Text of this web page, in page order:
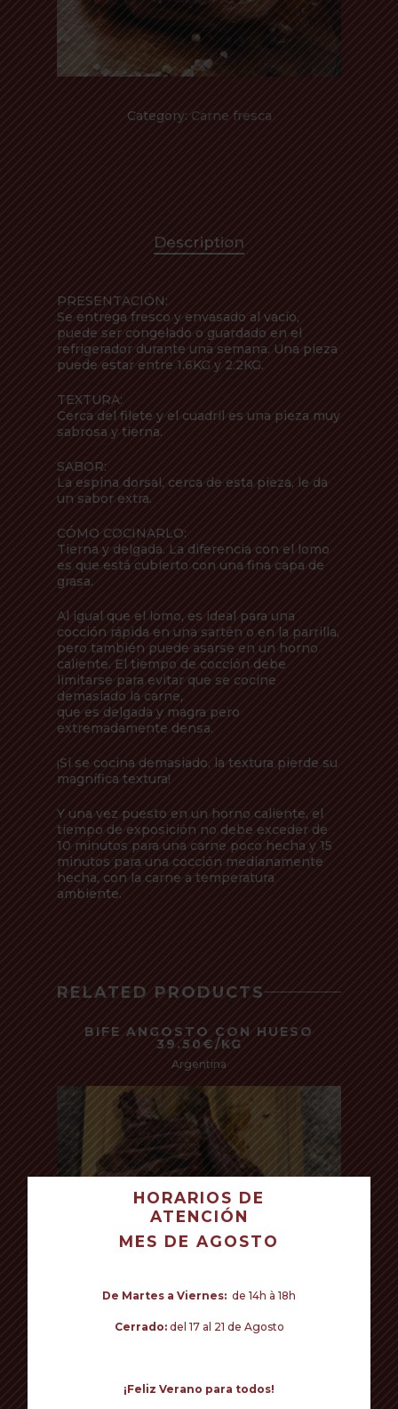
TU CARRITO ESTÁ VACÍO.
Category: Carne fresca
Description
PRESENTACIÓN:
Se entrega fresco y envasado al vacío,
puede ser congelado o guardado en el
refrigerador durante una semana. Una pieza
puede estar entre 1.6KG y 2.2KG.
TEXTURA:
Cerca del filete y el cuadril es una pieza muy
sabrosa y tierna.
SABOR:
La espina dorsal, cerca de esta pieza, le da
un sabor extra.
CÓMO COCINARLO:
Tierna y delgada. La diferencia con el lomo
es que está cubierto con una fina capa de
grasa.
Al igual que el lomo, es ideal para una
cocción rápida en una sartén o en la parrilla,
pero también puede asarse en un horno
caliente. El tiempo de cocción debe
limitarse para evitar que se cocine
demasiado la carne,
que es delgada y magra pero
extremadamente densa.
¡Si se cocina demasiado, la textura pierde su
magnífica textura!
Y una vez puesto en un horno caliente, el
tiempo de exposición no debe exceder de
10 minutos para una carne poco hecha y 15
minutos para una cocción medianamente
hecha, con la carne a temperatura
ambiente.
RELATED PRODUCTS
BIFE ANGOSTO CON HUESO
39.50€/KG
Argentina
Read more
LOMO 55€/KG
HORARIOS DE
ATENCIÓN
MES DE AGOSTO
De Martes a Viernes: de 14h à 18h
Cerrado: del 17 al 21 de Agosto
¡Feliz Verano para todos!